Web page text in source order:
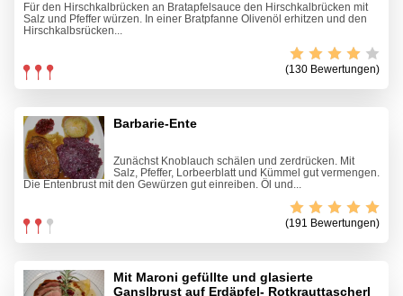
Für den Hirschkalbrücken an Bratapfelsauce den Hirschkalbrücken mit
Salz und Pfeffer würzen. In einer Bratpfanne Olivenöl erhitzen und den
Hirschkalbsrücken...
(130 Bewertungen)
Barbarie-Ente
Zunächst Knoblauch schälen und zerdrücken. Mit
Salz, Pfeffer, Lorbeerblatt und Kümmel gut vermengen.
Die Entenbrust mit den Gewürzen gut einreiben. Öl und...
(191 Bewertungen)
Mit Maroni gefüllte und glasierte
Ganslbrust auf Erdäpfel- Rotkrauttascherl